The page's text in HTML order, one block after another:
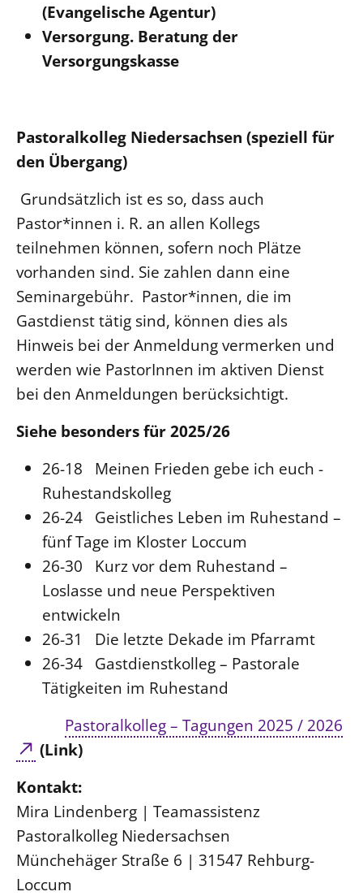
(Evangelische Agentur)
Versorgung. Beratung der
Versorgungskasse
Pastoralkolleg Niedersachsen (speziell für
den Übergang)
Grundsätzlich ist es so, dass auch
Pastor*innen i. R. an allen Kollegs
teilnehmen können, sofern noch Plätze
vorhanden sind. Sie zahlen dann eine
Seminargebühr. Pastor*innen, die im
Gastdienst tätig sind, können dies als
Hinweis bei der Anmeldung vermerken und
werden wie PastorInnen im aktiven Dienst
bei den Anmeldungen berücksichtigt.
Siehe besonders für 2025/26
26-18 Meinen Frieden gebe ich euch -
Ruhestandskolleg
26-24 Geistliches Leben im Ruhestand –
fünf Tage im Kloster Loccum
26-30 Kurz vor dem Ruhestand –
Loslasse und neue Perspektiven
entwickeln
26-31 Die letzte Dekade im Pfarramt
26-34 Gastdienstkolleg – Pastorale
Tätigkeiten im Ruhestand
Pastoralkolleg – Tagungen 2025 / 2026
(Link)
Kontakt:
Mira Lindenberg | Teamassistenz
Pastoralkolleg Niedersachsen
Münchehäger Straße 6 | 31547 Rehburg-
Loccum
Kirchliche Verwaltung
Klimaschutzgesetz
Kunstreferat
Personalausschuss
Projektmanagement
Recht
Terminstundenplaner